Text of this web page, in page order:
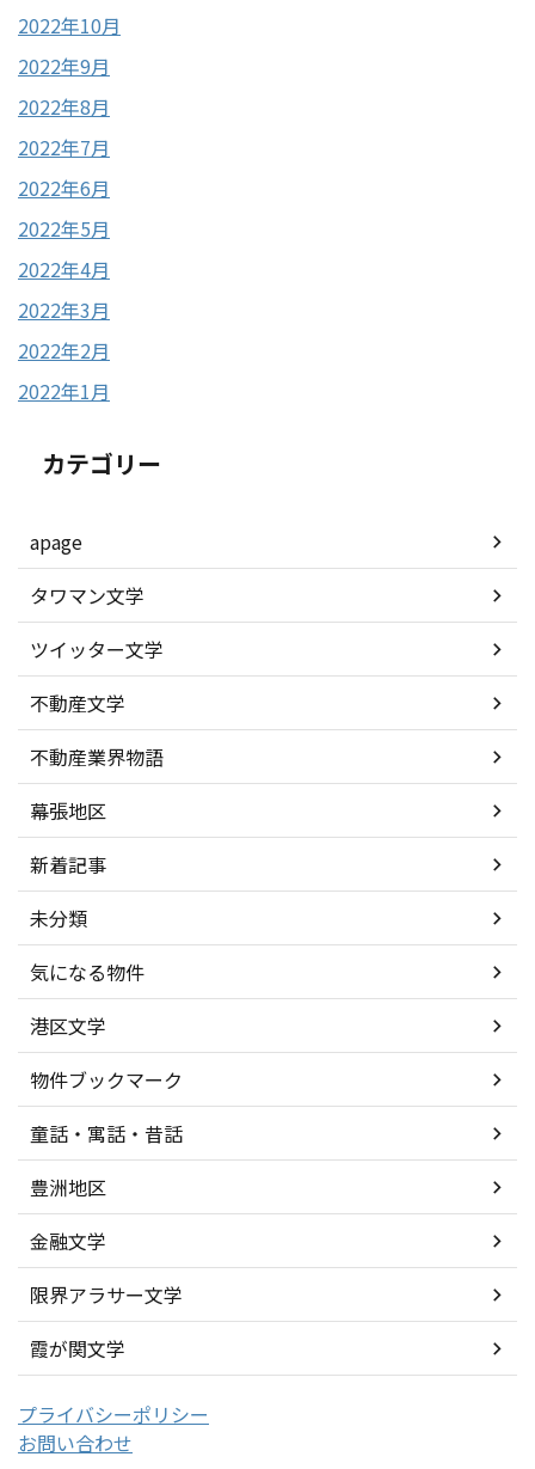
2022年10月
2022年9月
2022年8月
2022年7月
2022年6月
2022年5月
2022年4月
2022年3月
2022年2月
2022年1月
カテゴリー
apage
タワマン文学
ツイッター文学
不動産文学
不動産業界物語
幕張地区
新着記事
未分類
気になる物件
港区文学
物件ブックマーク
童話・寓話・昔話
豊洲地区
金融文学
限界アラサー文学
霞が関文学
プライバシーポリシー
お問い合わせ